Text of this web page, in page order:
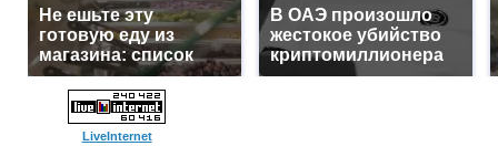
Не ешьте эту
готовую еду из
магазина: список
В ОАЭ произошло
жестокое убийство
криптомиллионера
LiveInternet